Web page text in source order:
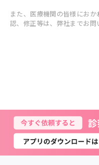
また、医療機関の皆様にお
認、修正等は、弊社までお問